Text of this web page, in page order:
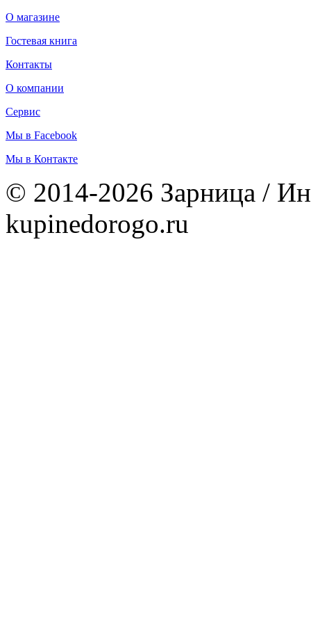
О магазине
Гостевая книга
Контакты
О компании
Сервис
Мы в Facebook
Мы в Контакте
© 2014-2026 Зарница /
kupinedorogo.ru